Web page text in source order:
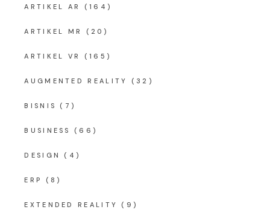
ARTIKEL AR (164)
ARTIKEL MR (20)
ARTIKEL VR (165)
AUGMENTED REALITY (32)
BISNIS (7)
BUSINESS (66)
DESIGN (4)
ERP (8)
EXTENDED REALITY (9)